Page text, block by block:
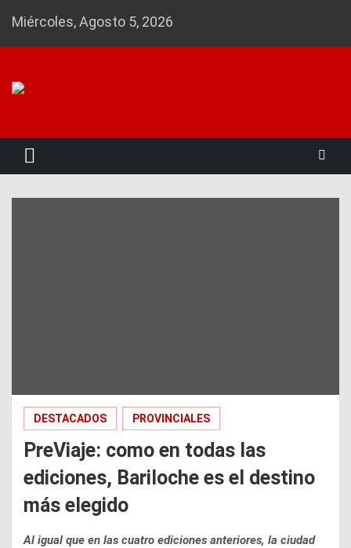
Miércoles, Agosto 5, 2026
DESTACADOS PROVINCIALES
PreViaje: como en todas las
ediciones, Bariloche es el destino
más elegido
Al igual que en las cuatro ediciones anteriores, la ciudad